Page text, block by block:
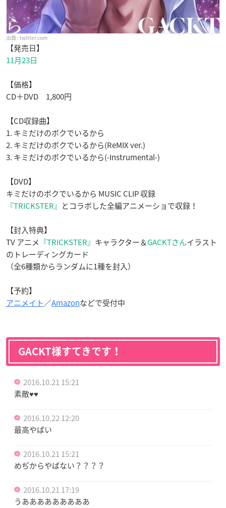
twitter.com
【発売日】
11月23日
【価格】
CD＋DVD 1,800円
【CD収録曲】
1. キミだけのボクでいるから
2. キミだけのボクでいるから(ReMIX ver.)
3. キミだけのボクでいるから(-Instrumental-)
【DVD】
キミだけのボクでいるから MUSIC CLIP 収録
『TRICKSTER』 とコラボした全編アニメーショで収録！
【封入特典】
TV アニメ 『TRICKSTER』 キャラクター＆GACKTさんイラスト
のトレーディングカード
（全6種類からランダムに1種を封入）
【予約】
アニメイト／Amazonなどで受付中
GACKT様すてきです！
2016.10.21 15:21
素敵♥♥
2016.10.22 12:20
最高やばい
2016.10.21 15:21
めぢからやばない？？？？
2016.10.21 17:19
うあああああああああ